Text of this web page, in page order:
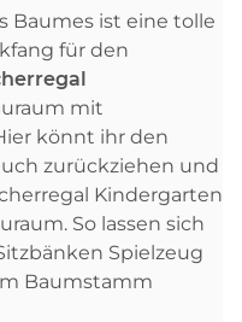
Baumes ist eine tolle
für den
mit
könnt ihr den
zurückziehen und
Kindergarten
So lassen sich
Spielzeug
Baumstamm